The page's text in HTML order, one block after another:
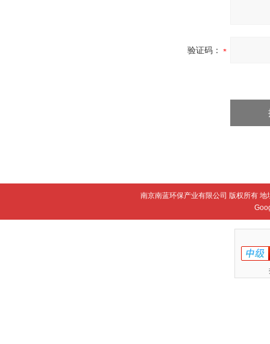
验证码：
南京南蓝环保产业有限公司 版权所有